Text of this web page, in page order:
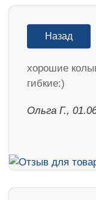
Назад
хорошие
гибкие:)
Ольга Г.,